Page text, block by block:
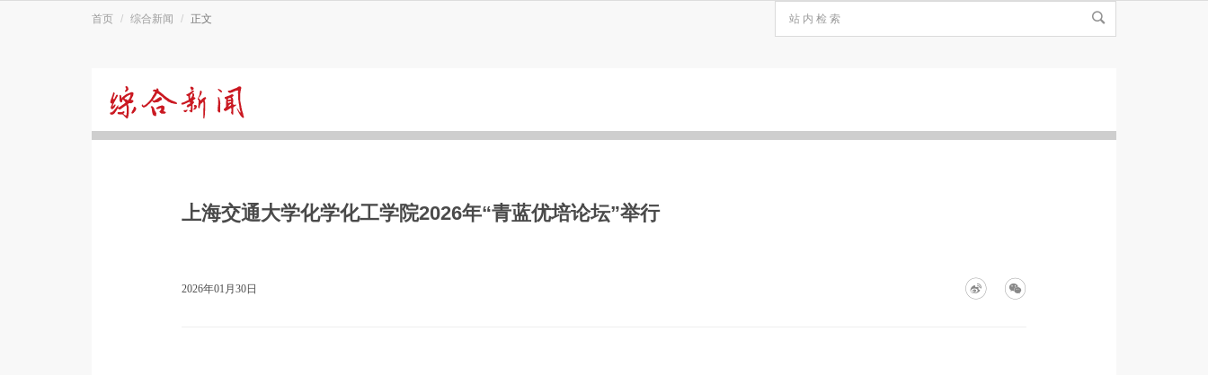
首页 综合新闻 正文
新
闻
上海交通大学化学化工学院2026年“青蓝优培论坛”举行
2026年01月30日